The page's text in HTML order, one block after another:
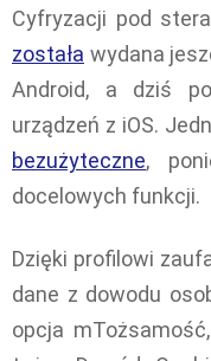
Cyfryzacji pod
została wydana
Android, a dziś
urządzeń z iOS.
bezużyteczne,
docelowych funkcji.
Dzięki profilowi
dane z dowodu
opcja